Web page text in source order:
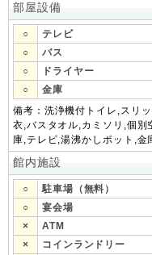
部屋設備
○ テレビ
○
バス
○
ドライヤー
○
金庫
備考：洗浄機付トイレ,スリ
衣,バスタオル,カミソリ,個
庫,テレビ,湯沸かしポット,金
館内施設
○ 駐車場（無料）
○
宴会場
×
ATM
×
コインランドリー